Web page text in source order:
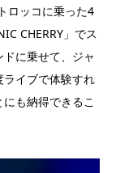
ロッコに乗った4
CHERRY」でス
に乗せて、ジャ
イブで体験すれ
も納得できるこ